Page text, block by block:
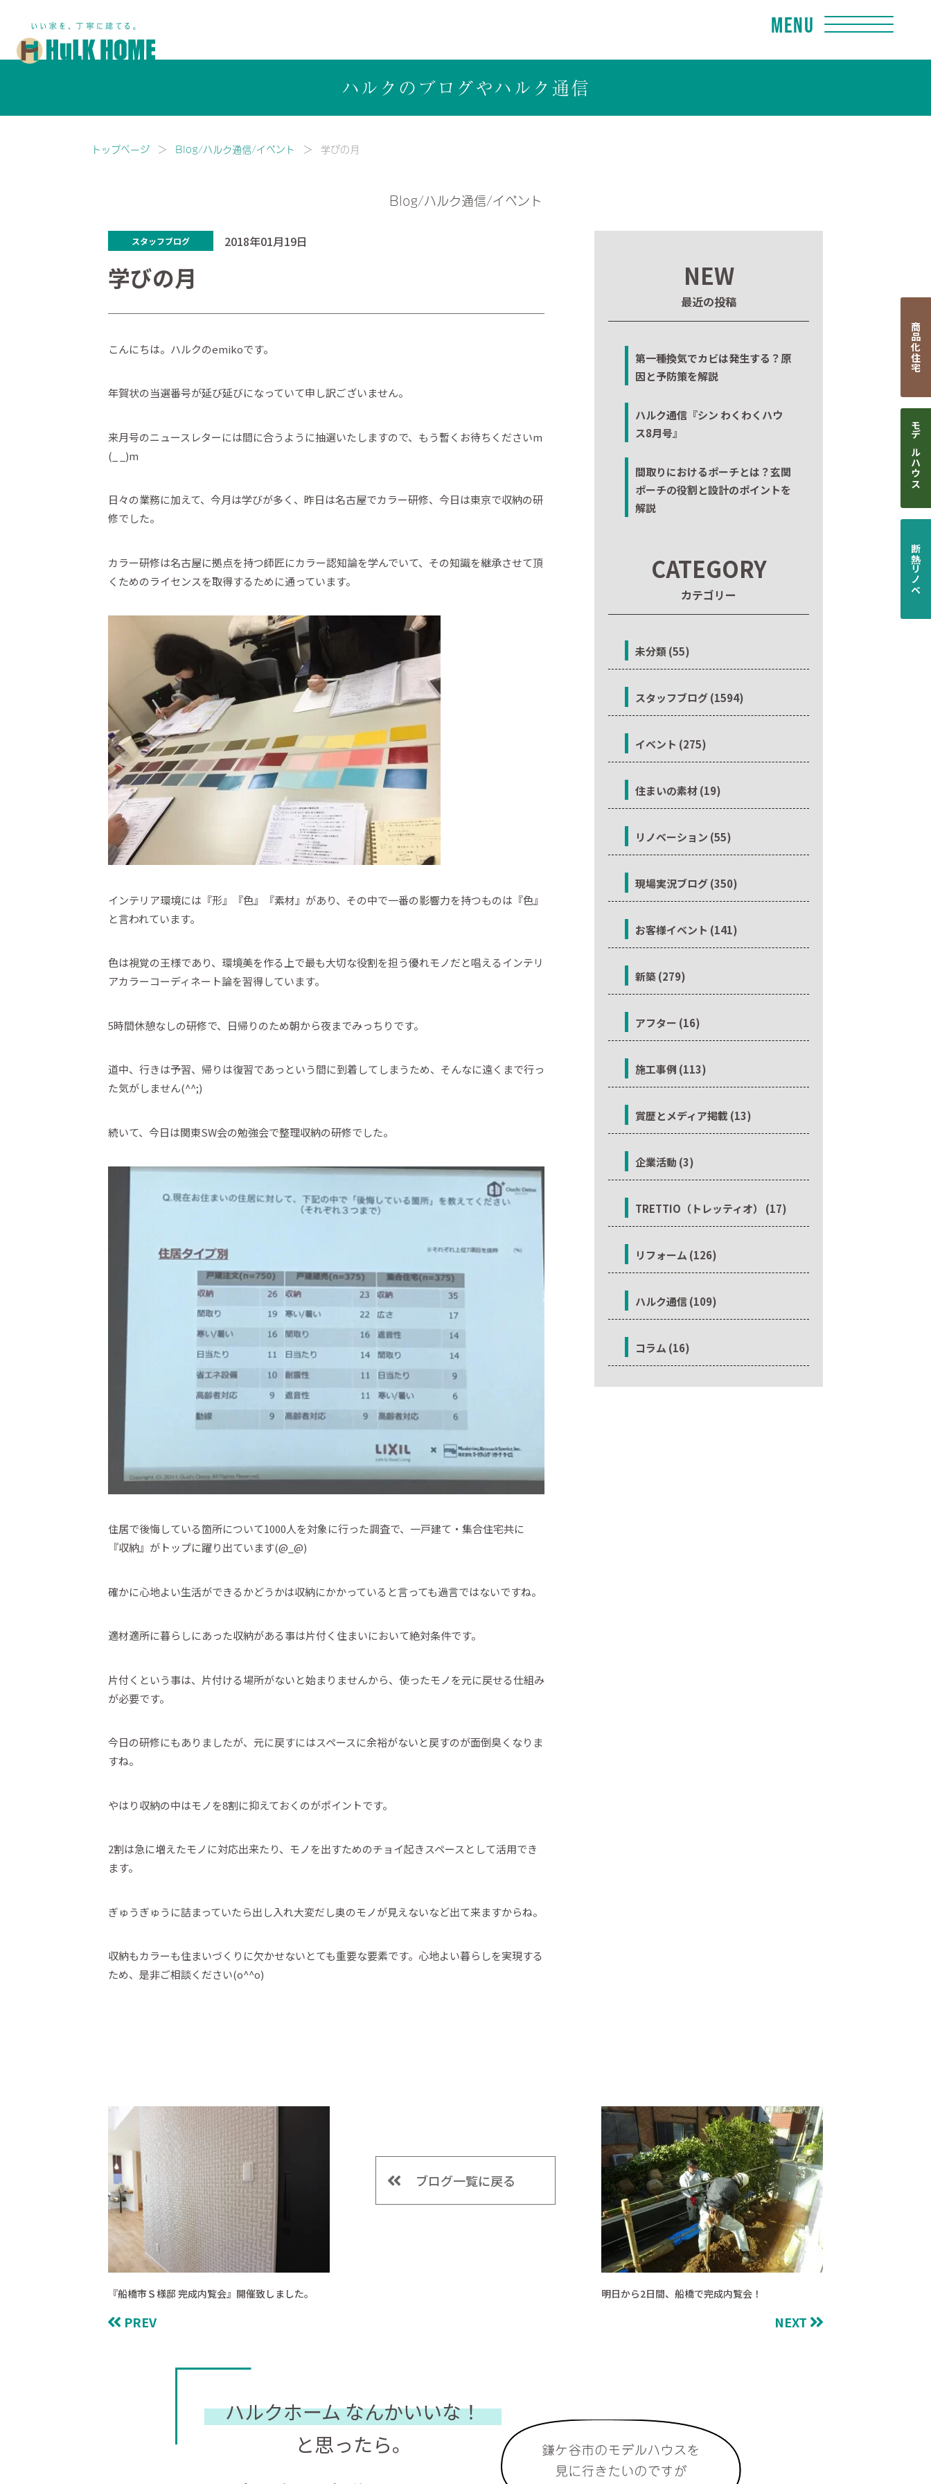
Menu
ハルクのブログやハルク通信
トップページ Blog/ハルク通信/イベント 学びの月
Blog/ハルク通信/イベント
スタッフブログ 2018年01月19日
学びの月
こんにちは。ハルクのemikoです。
年賀状の当選番号が延び延びになっていて申し訳ございません。
来月号のニュースレターには間に合うように抽選いたしますので、もう暫くお待ちくださいm
(_ _)m
日々の業務に加えて、今月は学びが多く、昨日は名古屋でカラー研修、今日は東京で収納の研
修でした。
カラー研修は名古屋に拠点を持つ師匠にカラー認知論を学んでいて、その知識を継承させて頂
くためのライセンスを取得するために通っています。
インテリア環境には『形』『色』『素材』があり、その中で一番の影響力を持つものは『色』
と言われています。
色は視覚の王様であり、環境美を作る上で最も大切な役割を担う優れモノだと唱えるインテリ
アカラーコーディネート論を習得しています。
5時間休憩なしの研修で、日帰りのため朝から夜までみっちりです。
道中、行きは予習、帰りは復習であっという間に到着してしまうため、そんなに遠くまで行っ
た気がしません(^^;)
続いて、今日は関東SW会の勉強会で整理収納の研修でした。
住居で後悔している箇所について1000人を対象に行った調査で、一戸建て・集合住宅共に
『収納』がトップに躍り出ています(@_@)
確かに心地よい生活ができるかどうかは収納にかかっていると言っても過言ではないですね。
適材適所に暮らしにあった収納がある事は片付く住まいにおいて絶対条件です。
片付くという事は、片付ける場所がないと始まりませんから、使ったモノを元に戻せる仕組み
が必要です。
今日の研修にもありましたが、元に戻すにはスペースに余裕がないと戻すのが面倒臭くなりま
すね。
やはり収納の中はモノを8割に抑えておくのがポイントです。
2割は急に増えたモノに対応出来たり、モノを出すためのチョイ起きスペースとして活用でき
ます。
ぎゅうぎゅうに詰まっていたら出し入れ大変だし奥のモノが見えないなど出て来ますからね。
収納もカラーも住まいづくりに欠かせないとても重要な要素です。心地よい暮らしを実現する
ため、是非ご相談ください(o^^o)
ブログ一覧に戻る
PREV
『船橋市Ｓ様邸 完成内覧会』開催致しました。
NEXT
明日から2日間、船橋で完成内覧会！
NEW
最近の投稿
第一種換気でカビは発生する？原
因と予防策を解説
ハルク通信『シン わくわくハウ
ス8月号』
間取りにおけるポーチとは？玄関
ポーチの役割と設計のポイントを
解説
CATEGORY
カテゴリー
未分類 (55)
スタッフブログ (1594)
イベント (275)
住まいの素材 (19)
リノベーション (55)
現場実況ブログ (350)
お客様イベント (141)
新築 (279)
アフター (16)
施工事例 (113)
賞歴とメディア掲載 (13)
企業活動 (3)
TRETTIO（トレッティオ） (17)
リフォーム (126)
ハルク通信 (109)
コラム (16)
ハルクホームなんかいいな！
と思ったら。
商品化住宅
モデルハウス
断熱リノベ